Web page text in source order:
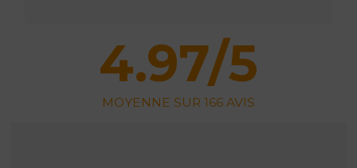
4.97/5
MOYENNE SUR 166 AVIS